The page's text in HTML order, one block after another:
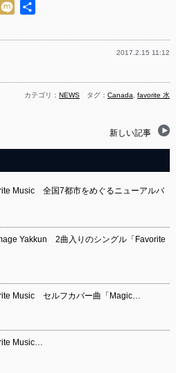
Tumblr
Mixi
2017.2.15 11:12
カテゴリ：NEWS タグ：Canada ,favorite 水
新しい記事
Music 全国7都市をめぐるニューアルバ
Yakkun 2曲入りのシングル「Favorite
Music セルフカバー曲「Magic…
Music…